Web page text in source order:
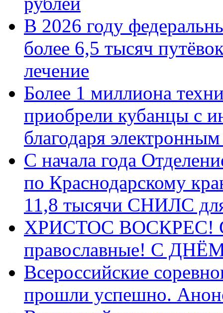
В 2026 году
более 6,5 тысяч
лечение
Более 1 миллиона
приобрели кубанцы с
благодаря
С начала года
по Краснодарскому
11,8 тысячи СНИЛС
ХРИСТОС ВОСКРЕС! С
православные! C
Всероссийские
прошли успешно.